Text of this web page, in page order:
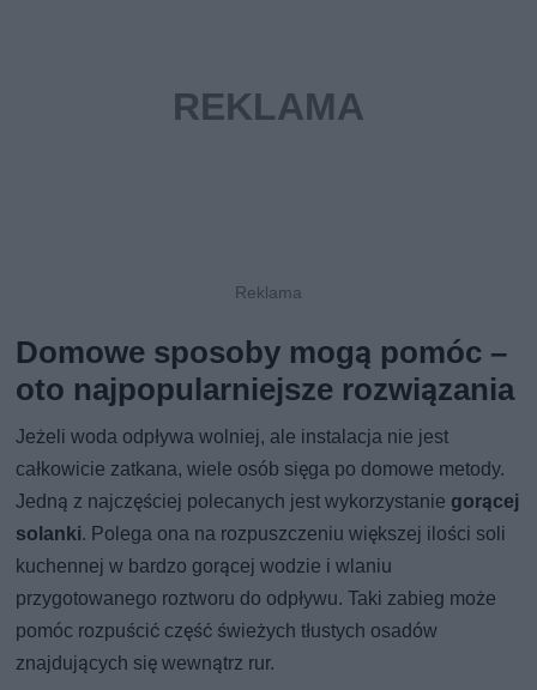
Domowe sposoby mogą pomóc –
oto najpopularniejsze rozwiązania
Jeżeli woda odpływa wolniej, ale instalacja nie jest
całkowicie zatkana, wiele osób sięga po domowe metody.
Jedną z najczęściej polecanych jest wykorzystanie gorącej
solanki. Polega ona na rozpuszczeniu większej ilości soli
kuchennej w bardzo gorącej wodzie i wlaniu
przygotowanego roztworu do odpływu. Taki zabieg może
pomóc rozpuścić część świeżych tłustych osadów
znajdujących się wewnątrz rur.